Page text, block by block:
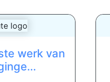
werk van